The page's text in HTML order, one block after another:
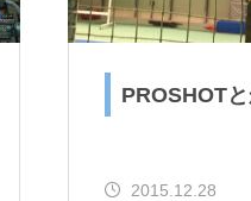
PROSHOTと
2015.12.28